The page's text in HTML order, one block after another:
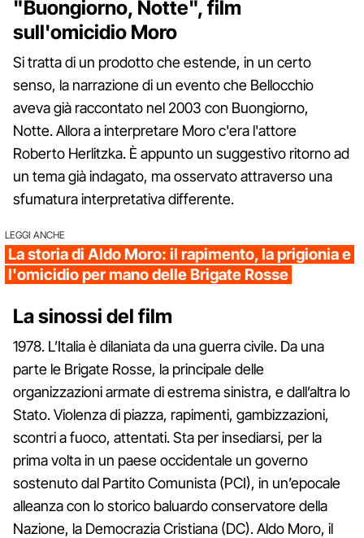
"Buongiorno, Notte", film
sull'omicidio Moro
Si tratta di un prodotto che estende, in un certo
senso, la narrazione di un evento che Bellocchio
aveva già raccontato nel 2003 con Buongiorno,
Notte. Allora a interpretare Moro c'era l'attore
Roberto Herlitzka. È appunto un suggestivo ritorno ad
un tema già indagato, ma osservato attraverso una
sfumatura interpretativa differente.
LEGGI ANCHE
La storia di Aldo Moro: il rapimento, la prigionia e
l'omicidio per mano delle Brigate Rosse
La sinossi del film
1978. L’Italia è dilaniata da una guerra civile. Da una
parte le Brigate Rosse, la principale delle
organizzazioni armate di estrema sinistra, e dall’altra lo
Stato. Violenza di piazza, rapimenti, gambizzazioni,
scontri a fuoco, attentati. Sta per insediarsi, per la
prima volta in un paese occidentale un governo
sostenuto dal Partito Comunista (PCI), in un’epocale
alleanza con lo storico baluardo conservatore della
Nazione, la Democrazia Cristiana (DC). Aldo Moro, il